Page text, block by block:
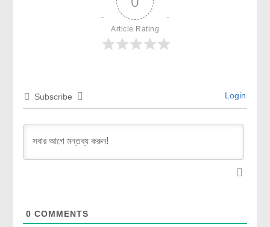
Article Rating
Subscribe Login
0 COMMENTS